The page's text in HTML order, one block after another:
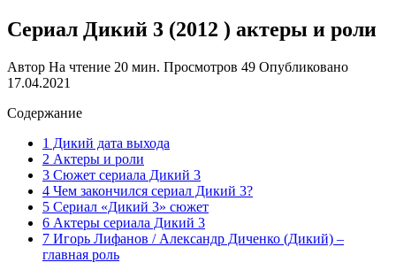
Сериал Дикий 3 (2012 ) актеры и роли
Автор На чтение 20 мин. Просмотров 49 Опубликовано
17.04.2021
Содержание
1 Дикий дата выхода
2 Актеры и роли
3 Сюжет сериала Дикий 3
4 Чем закончился сериал Дикий 3?
5 Сериал «Дикий 3» сюжет
6 Актеры сериала Дикий 3
7 Игорь Лифанов / Александр Диченко (Дикий) –
главная роль